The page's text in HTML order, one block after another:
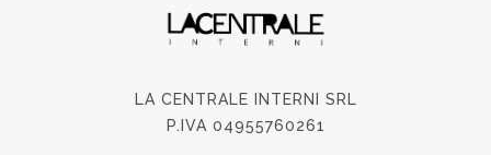
LA CENTRALE INTERNI SRL
P.IVA 04955760261